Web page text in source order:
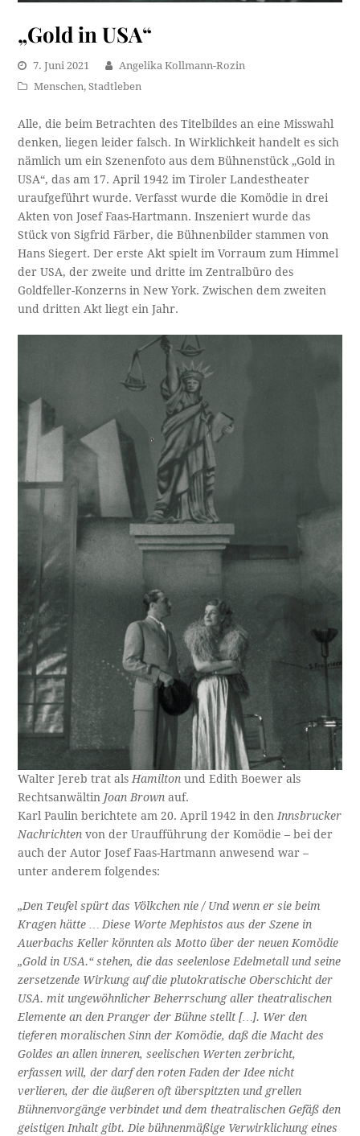
„Gold in USA“
7. Juni 2021
Angelika Kollmann-Rozin
Menschen,Stadtleben
Alle, die beim Betrachten des Titelbildes an eine Misswahl
denken, liegen leider falsch. In Wirklichkeit handelt es sich
nämlich um ein Szenenfoto aus dem Bühnenstück „Gold in
USA“, das am 17. April 1942 im Tiroler Landestheater
uraufgeführt wurde. Verfasst wurde die Komödie in drei
Akten von Josef Faas-Hartmann. Inszeniert wurde das
Stück von Sigfrid Färber, die Bühnenbilder stammen von
Hans Siegert. Der erste Akt spielt im Vorraum zum Himmel
der USA, der zweite und dritte im Zentralbüro des
Goldfeller-Konzerns in New York. Zwischen dem zweiten
und dritten Akt liegt ein Jahr.
Walter Jereb trat alsHamilton und Edith Boewer als
Rechtsanwältin Joan Brownauf.
Karl Paulin berichtete am 20. April 1942 in den Innsbrucker
Nachrichtenvon der Uraufführung der Komödie – bei der
auch der Autor Josef Faas-Hartmann anwesend war –
unter anderem folgendes:
„Den Teufel spürt das Völkchen nie / Und wenn er sie beim
Kragen hätte … Diese Worte Mephistos aus der Szene in
Auerbachs Keller könnten als Motto über der neuen Komödie
„Gold in USA.“ stehen, die das seelenlose Edelmetall und seine
zersetzende Wirkung auf die plutokratische Oberschicht der
USA. mit ungewöhnlicher Beherrschung aller theatralischen
Elemente an den Pranger der Bühne stellt […]. Wer den
tieferen moralischen Sinn der Komödie, daß die Macht des
Goldes an allen inneren, seelischen Werten zerbricht,
erfassen will, der darf den roten Faden der Idee nicht
verlieren, der die äußeren oft überspitzten und grellen
Bühnenvorgänge verbindet und dem theatralischen Gefäß den
geistigen Inhalt gibt. Die bühnenmäßige Verwirklichung eines